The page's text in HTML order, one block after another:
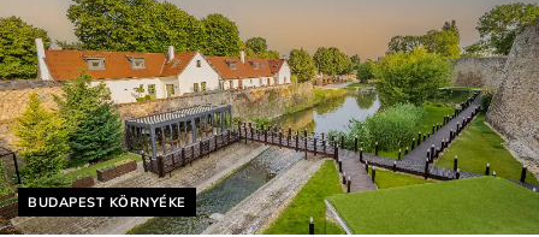
Helyszín címkék:
BUDAPEST KÖRNYÉKE